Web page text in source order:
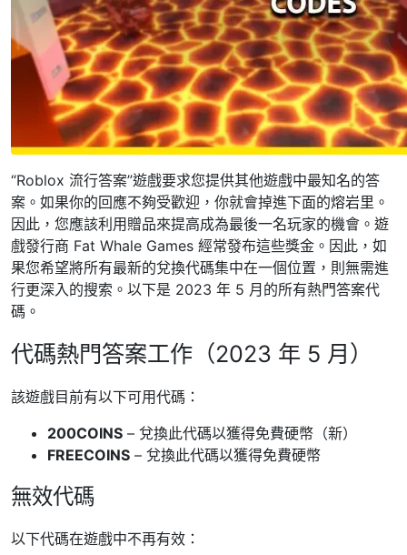
“Roblox 流行答案”遊戲要求您提供其他遊戲中最知名的答
案。如果你的回應不夠受歡迎，你就會掉進下面的熔岩里。
因此，您應該利用贈品來提高成為最後一名玩家的機會。遊
戲發行商 Fat Whale Games 經常發布這些獎金。因此，如
果您希望將所有最新的兌換代碼集中在一個位置，則無需進
行更深入的搜索。以下是 2023 年 5 月的所有熱門答案代
碼。
代碼熱門答案工作（2023 年 5 月）
該遊戲目前有以下可用代碼：
200COINS – 兌換此代碼以獲得免費硬幣（新）
FREECOINS – 兌換此代碼以獲得免費硬幣
無效代碼
以下代碼在遊戲中不再有效：